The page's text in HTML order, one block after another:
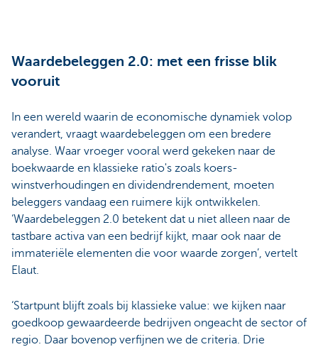
Waardebeleggen 2.0: met een frisse blik
vooruit
In een wereld waarin de economische dynamiek volop
verandert, vraagt waardebeleggen om een bredere
analyse. Waar vroeger vooral werd gekeken naar de
boekwaarde en klassieke ratio's zoals koers-
winstverhoudingen en dividendrendement, moeten
beleggers vandaag een ruimere kijk ontwikkelen.
‘Waardebeleggen 2.0 betekent dat u niet alleen naar de
tastbare activa van een bedrijf kijkt, maar ook naar de
immateriële elementen die voor waarde zorgen’, vertelt
Elaut.
‘Startpunt blijft zoals bij klassieke value: we kijken naar
goedkoop gewaardeerde bedrijven ongeacht de sector of
regio. Daar bovenop verfijnen we de criteria. Drie